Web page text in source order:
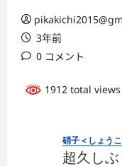
3年前
0 コメント
1912 total views
硝子＜しょう
超久し